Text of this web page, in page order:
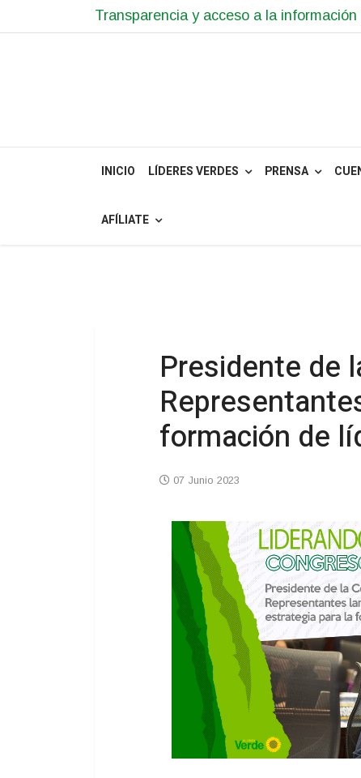
Transparencia y acceso a la información
INICIO LÍDERES VERDES PRENSA
AFÍLIATE
Presidente de
formación de
07 Junio 2023